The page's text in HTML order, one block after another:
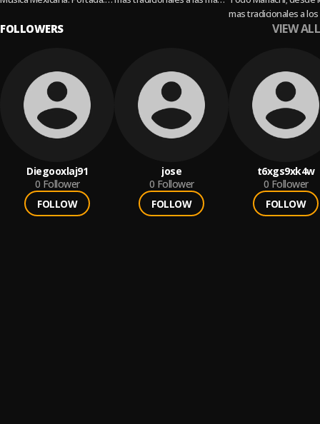
mas tradicionales a
contemporáneos
FOLLOWERS VIEW ALL
Diegooxlaj91
0 Follower
FOLLOW
jose
0 Follower
FOLLOW
t6xgs9xk4w
0 Follower
FOLLOW